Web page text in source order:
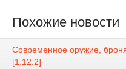
Похожие новости
Современное оружие,
[1.12.2]